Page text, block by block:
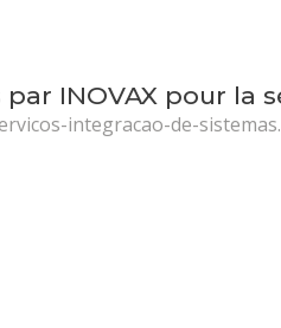
INOVAX pour la
integracao-de-